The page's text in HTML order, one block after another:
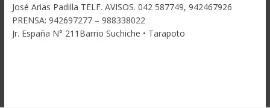
José Arias Padilla TELF. AVISOS. 042 587749, 942467926
PRENSA: 942697277 – 988338022
Jr. España N° 211Barrio Suchiche • Tarapoto